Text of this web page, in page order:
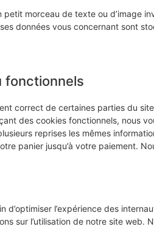
morceau de texte ou d’image
données vous concernant sont
fonctionnels
correct de certaines parties du
des cookies fonctionnels, nous
reprises les mêmes
panier jusqu’à votre paiement.
d’optimiser l’expérience des
sur l’utilisation de notre site web.